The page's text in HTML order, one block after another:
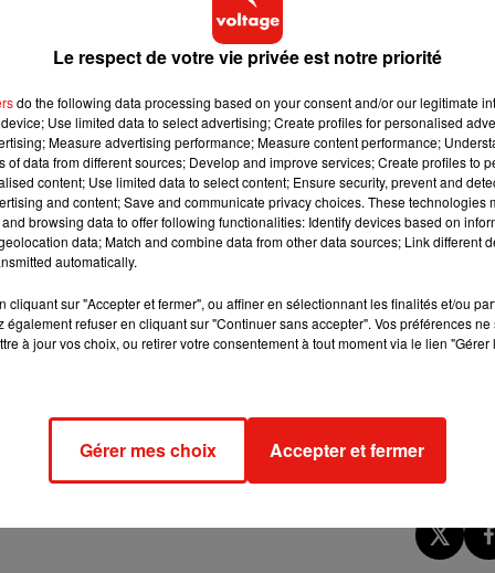
service du super métro francilien ne sera pas tenu. Enfin pas
et Orly), 15 Sud (entre Noisy Champs et Pont-de-Sèvre) et 16
tenir les délais et entrer en service avant 2024.
la ministre des Transports. Elisabeth Borne, l’a d’ailleurs
ne sera pas tenu. Le budget a déjà explosé. Prévu
!
très compliqué à tenir pour le reste de la ligne 16 (jusqu’à
a déjà pris des mois de retard.
Gaulle ne devrait quant à elle pas être mise en service avant
olympique à plusieurs sites de compétition ainsi qu'au centre
le dossier de candidature de Paris 2024.
et le plateau de Saclay ne devrait pas pouvoir sortir de terre
recalé sur des bases réalistes pour tenir autant que
Le respect de votre vie privée est notre priorité
do the following data processing based on your consent and/or our legitimate
Use limited data to select advertising; Create profiles for personalised
Measure advertising performance; Measure content performance;
of data from different sources; Develop and improve services; Create profiles to
content; Use limited data to select content; Ensure security, prevent and
and content; Save and communicate privacy choices. These technologies
browsing data to offer following functionalities: Identify devices based on
data; Match and combine data from other data sources; Link different
automatically.
cliquant sur "Accepter et fermer", ou affiner en sélectionnant les finalités et/ou
également refuser en cliquant sur "Continuer sans accepter". Vos préférences
à jour vos choix, ou retirer votre consentement à tout moment via le lien
Gérer mes choix Accepter et fermer